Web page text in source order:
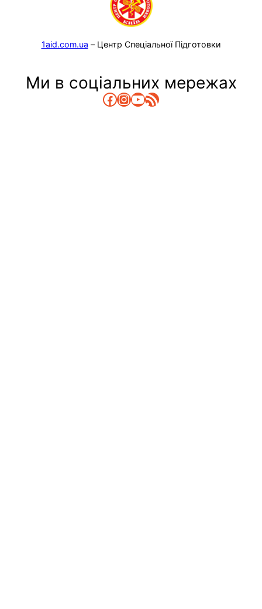
1aid.com.ua – Центр Спеціальної Підготовки
Ми в соціальних мережах
Facebook
Instagram
YouTube
RSS Канал